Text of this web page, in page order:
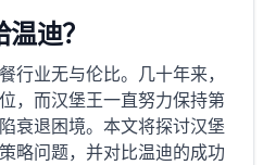
迪？
行业无与伦比。几十年来，
，而汉堡王一直努力保持第
衰退困境。本文将探讨汉堡
略问题，并对比温迪的成功